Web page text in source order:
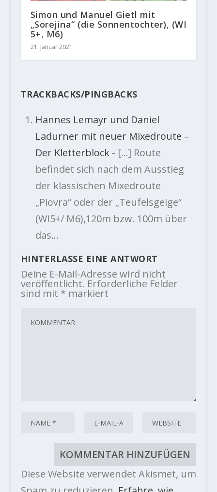
Simon und Manuel Gietl mit
„Sorejina“ (die Sonnentochter), (WI
5+, M6)
21. Januar 2021
TRACKBACKS/PINGBACKS
Hannes Lemayr und Daniel
Ladurner mit neuer Mixedroute –
Der Kletterblock- […] Route
befindet sich nach dem Ausstieg
der klassischen Mixedroute
„Piovra“ oder der „Teufelsgeige“
(WI5+/ M6),120m bzw. 100m über
das…
HINTERLASSE EINE ANTWORT
Deine E-Mail-Adresse wird nicht
veröffentlicht. Erforderliche Felder
sind mit * markiert
Diese Website verwendet Akismet, um